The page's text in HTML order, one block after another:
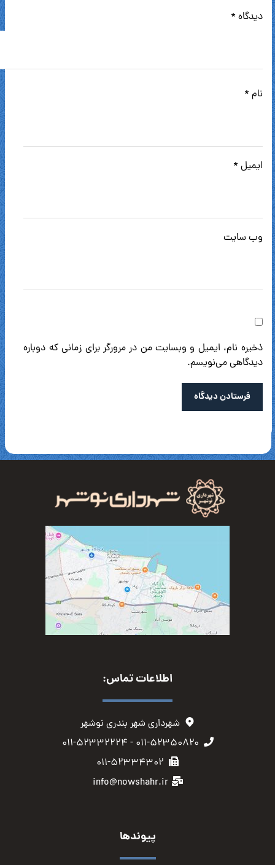
دیدگاه *
نام *
ایمیل *
وب‌ سایت
ذخیره نام، ایمیل و وبسایت من در مرورگر برای زمانی که دوباره
دیدگاهی می‌نویسم.
فرستادن دیدگاه
اطلاعات تماس:
شهرداری شهر بندری نوشهر
۰۱۱-۵۲۳۵۰۸۲۰ - ۰۱۱-۵۲۳۳۲۲۲۴
۰۱۱-۵۲۳۳۴۳۰۲
info@nowshahr.ir
پیوندها